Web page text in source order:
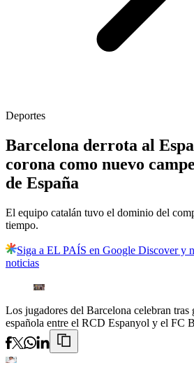
Deportes
Barcelona derrota al
corona como nuevo
de España
El equipo catalán tuvo el dominio del
tiempo.
Siga a EL PAÍS en Google Discover y
noticias
Los jugadores del Barcelona celebran tras
española entre el RCD Espanyol y el FC